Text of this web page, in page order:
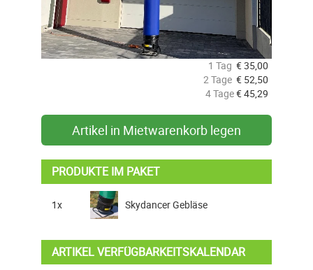
1 Tag €35,00
2 Tage € 52,50
4 Tage€45,29
Artikel in Mietwarenkorb legen
PRODUKTE IM PAKET
1x Skydancer Gebläse
ARTIKEL VERFÜGBARKEITSKALENDAR